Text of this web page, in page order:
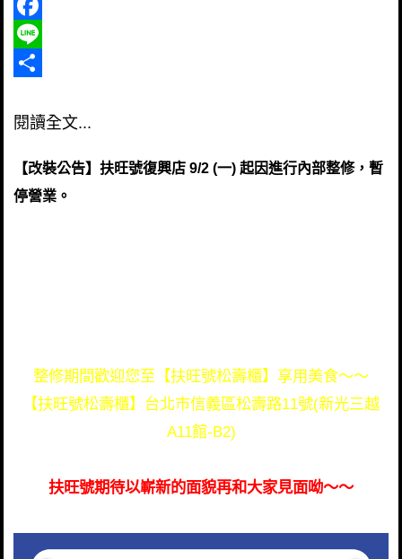
Facebook
Line
閱讀全文...
【改裝公告】扶旺號復興店 9/2 (一) 起因進行內部整修，暫
停營業。
整修期間歡迎您至【扶旺號松壽櫃】享用美食～～
【扶旺號松壽櫃】台北市信義區松壽路11號(新光三越
A11館-B2)
扶旺號期待以嶄新的面貌再和大家見面呦～～